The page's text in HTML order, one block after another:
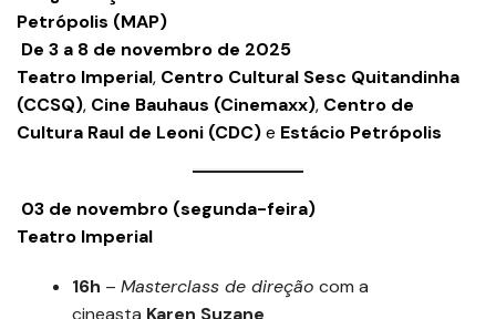
Petrópolis (MAP)
De 3 a 8 de novembro de 2025
Teatro Imperial, Centro Cultural Sesc Quitandinha
(CCSQ), Cine Bauhaus (Cinemaxx), Centro de
Cultura Raul de Leoni (CDC)e Estácio Petrópolis
03 de novembro (segunda-feira)
Teatro Imperial
16h – Masterclass de direção com a
cineasta Karen Suzane